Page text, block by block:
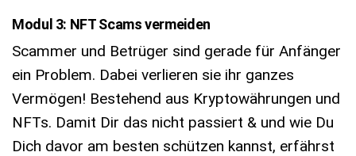
Modul 3: NFT Scams vermeiden
Scammer und Betrüger sind gerade für Anfänger
ein Problem. Dabei verlieren sie ihr ganzes
Vermögen! Bestehend aus Kryptowährungen und
NFTs. Damit Dir das nicht passiert & und wie Du
Dich davor am besten schützen kannst, erfährst